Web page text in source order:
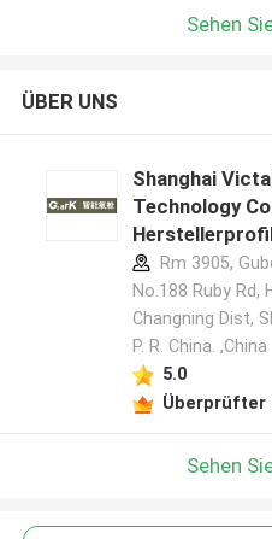
Sehen
ÜBER UNS
Shanghai
Technology
Rm 3905,
No.188 Ruby Rd,
Changning Dist,
P. R. China. ,China
5.0
Überprüfter
Sehen